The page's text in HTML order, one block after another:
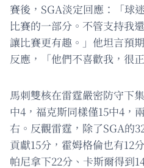
賽後，SGA淡定回應：「球
比賽的一部分。不管支持我
讓比賽更有趣。」他坦言預
反應，「他們不喜歡我，很
馬刺雙核在雷霆嚴密防守
中4，福克斯同樣僅15中4，
右。反觀雷霆，除了SGA的
貢獻15分，霍姆格倫也有12
帕尼拿下22分、卡斯爾得到